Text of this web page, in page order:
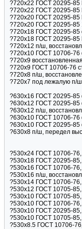
?720х22 ГОСТ 20295-85
?720х22 ГОСТ 20295-85
?720х20 ГОСТ 20295-85
?720х20 ГОСТ 20295-85
?720х18 ГОСТ 20295-85
?720х18 ГОСТ 20295-85
?720х12 п/ш,
?720х10 ГОСТ 10706-76
?720х9
?720х9 ГОСТ 10706-76
?720х8 п/ш,
?720х7 под лежалую п/
?630х16 ГОСТ 20295-85
?630х12 ГОСТ 20295-85
?630х12 п/ш,
?630х10 ГОСТ 10706-76
?630х10 ГОСТ 20295-85
?630х8 п/ш, передел
?530х24 ГОСТ 10706-
?530х18 ГОСТ 20295-
?530х16 ГОСТ 10706-76,
?530х16 п/ш,
?530х14 ГОСТ 10706-
?530х12 ГОСТ 10705-
?530х10 ГОСТ 10705-
?530х10 ГОСТ 10706-
?530х10 ГОСТ 20295-
?530х10 ГОСТ 10705-
?530х8.5 ГОСТ 10706-